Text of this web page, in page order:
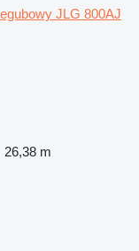
JLG 800AJ
26,38 m